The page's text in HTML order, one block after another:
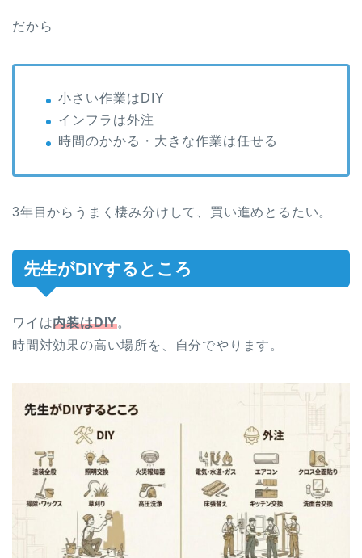
だから
小さい作業はDIY
インフラは外注
時間のかかる・大きな作業は任せる
3年目からうまく棲み分けして、買い進めとるたい。
先生がDIYするところ
ワイは内装はDIY。
時間対効果の高い場所を、自分でやります。